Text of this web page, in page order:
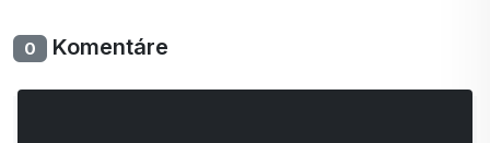
0 Komentáre